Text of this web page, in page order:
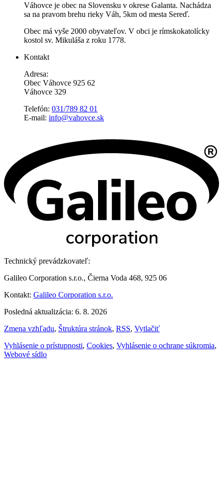
Váhovce je obec na Slovensku v okrese Galanta. Nachádza
sa na pravom brehu rieky Váh, 5km od mesta Sereď.
Obec má vyše 2000 obyvateľov. V obci je rímskokatolícky
kostol sv. Mikuláša z roku 1778.
Kontakt
Adresa:
Obec Váhovce 925 62
Váhovce 329
Telefón: 031/789 82 01
E-mail: info@vahovce.sk
Technický prevádzkovateľ:
Galileo Corporation s.r.o., Čierna Voda 468, 925 06
Kontakt: Galileo Corporation s.r.o.
Posledná aktualizácia: 6. 8. 2026
Zmena vzhľadu, Štruktúra stránok, RSS, Vytlačiť
Vyhlásenie o prístupnosti, Cookies, Vyhlásenie o ochrane súkromia,
Webové sídlo